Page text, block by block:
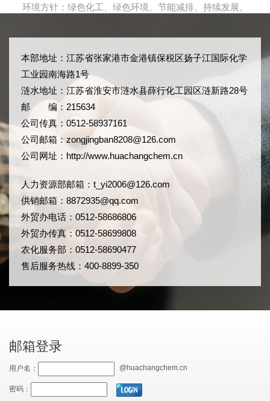
环境方针：绿色化工、绿色环境、节能减排、持续发展。
本部地址：江苏省张家港市金港镇保税区扬子江国际化学
工业园南海路1号
涟水地址：江苏省淮安市涟水县薛行化工园区涟新路28号
邮 编：215634
公司传真：0512-58937161
公司邮箱： zongjingban8208@126.com
公司网址： http://www.huachangchem.cn
人力资源部邮箱： t_yi2006@126.com
供销邮箱：8872935@qq.com
外贸办电话：0512-58686806
外贸办传真：0512-58699808
农化服务部：0512-58690477
售后服务热线：400-8899-350
邮箱登录
用户名： @huachangchem.cn
密码：